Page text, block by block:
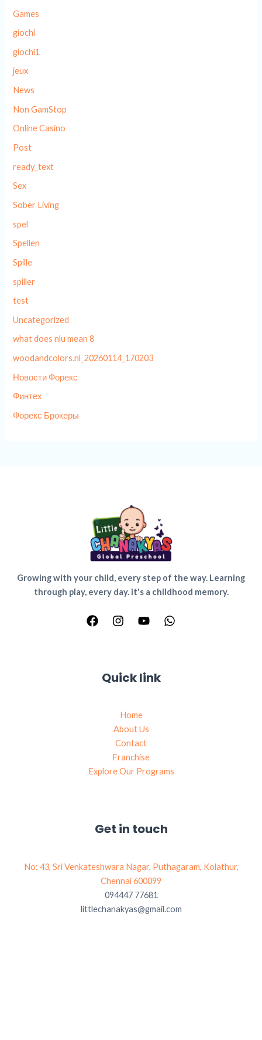
Games
giochi
giochi1
jeux
News
Non GamStop
Online Casino
Post
ready_text
Sex
Sober Living
spel
Spellen
Spille
spiller
test
Uncategorized
what does nlu mean 8
woodandcolors.nl_20260114_170203
Новости Форекс
Финтех
Форекс Брокеры
Growing with your child, every step of the way. Learning
through play, every day. it's a childhood memory.
Quick link
Home
About Us
Contact
Franchise
Explore Our Programs
Get in touch
No: 43, Sri Venkateshwara Nagar, Puthagaram, Kolathur,
Chennai 600099
094447 77681
littlechanakyas@gmail.com